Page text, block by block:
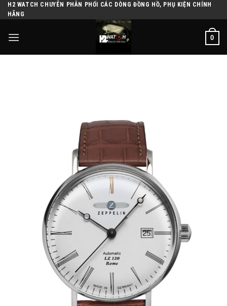
Skip
to
content
H2 WATCH CHUYÊN PHÂN PHỐI CÁC DÒNG ĐỒNG HỒ, PHỤ KIỆN CHÍNH
HÃNG
0